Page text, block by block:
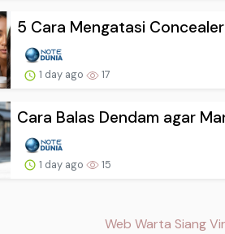
5 Cara Mengatasi
1 day ago 17
Cara Balas Dendam agar
1 day ago 15
Web Warta Siang